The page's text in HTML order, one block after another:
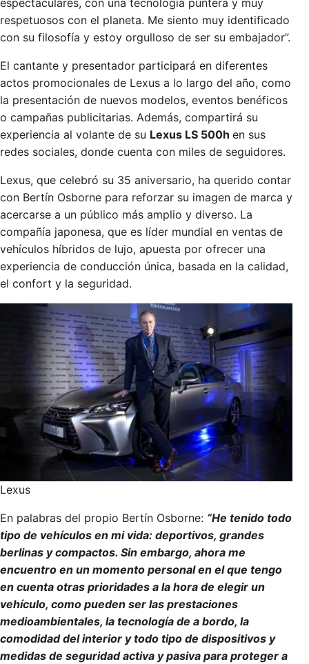
espectaculares, con una tecnología puntera y muy
respetuosos con el planeta. Me siento muy identificado
con su filosofía y estoy orgulloso de ser su embajador”.
El cantante y presentador participará en diferentes
actos promocionales de Lexus a lo largo del año, como
la presentación de nuevos modelos, eventos benéficos
o campañas publicitarias. Además, compartirá su
experiencia al volante de su Lexus LS 500h en sus
redes sociales, donde cuenta con miles de seguidores.
Lexus, que celebró su 35 aniversario, ha querido contar
con Bertín Osborne para reforzar su imagen de marca y
acercarse a un público más amplio y diverso. La
compañía japonesa, que es líder mundial en ventas de
vehículos híbridos de lujo, apuesta por ofrecer una
experiencia de conducción única, basada en la calidad,
el confort y la seguridad.
Lexus
En palabras del propio Bertín Osborne: “He tenido todo
tipo de vehículos en mi vida: deportivos, grandes
berlinas y compactos. Sin embargo, ahora me
encuentro en un momento personal en el que tengo
en cuenta otras prioridades a la hora de elegir un
vehículo, como pueden ser las prestaciones
medioambientales, la tecnología de a bordo, la
comodidad del interior y todo tipo de dispositivos y
medidas de seguridad activa y pasiva para proteger a